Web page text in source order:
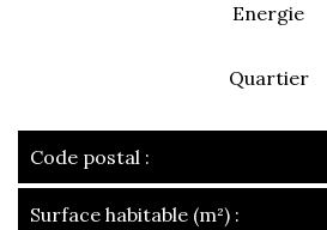
Energie
Quartier
Code postal :
Surface habitable (m²) :